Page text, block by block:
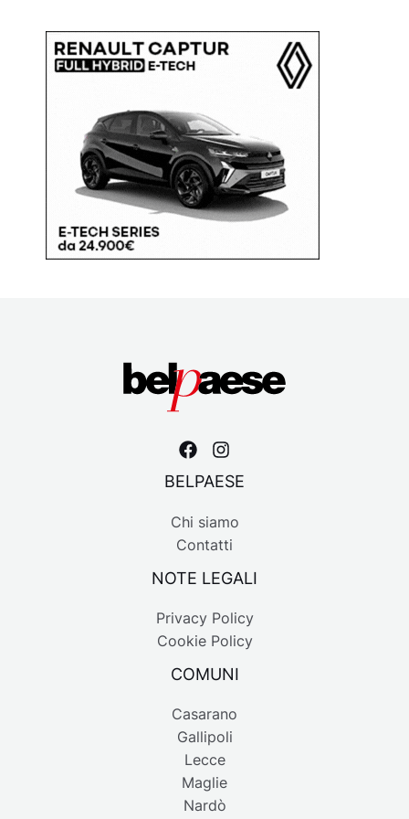
BELPAESE
Chi siamo
Contatti
NOTE LEGALI
Privacy Policy
Cookie Policy
COMUNI
Casarano
Gallipoli
Lecce
Maglie
Nardò